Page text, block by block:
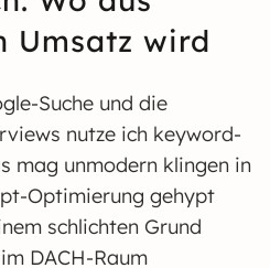
Umsatz wird
Suche und die
nutze ich keyword-
mag unmodern klingen in
Optimierung gehypt
schlichten Grund
DACH-Raum